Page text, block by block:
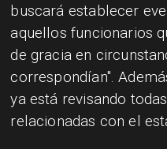
buscará establecer
aquellos funcionarios
de gracia en
correspondían".
ya está revisando
relacionadas con el